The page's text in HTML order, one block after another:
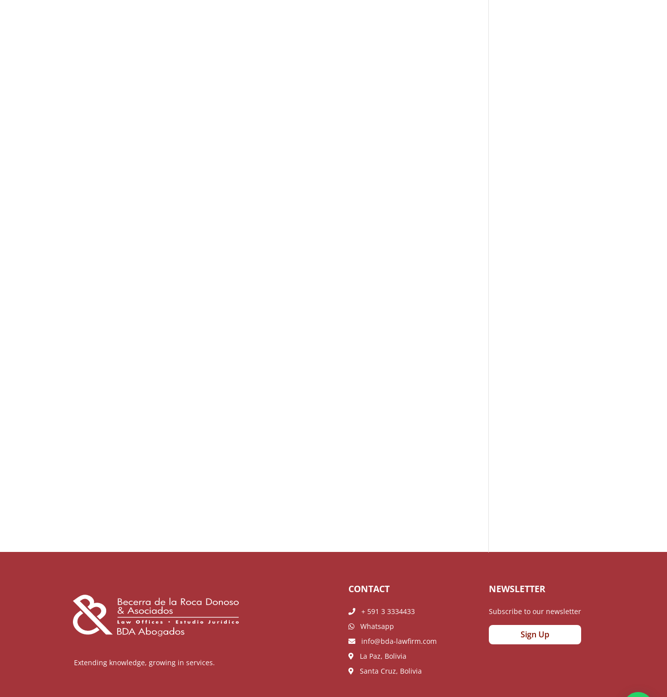
Extending knowledge, growing in services.
CONTACT
+ 591 3 3334433
Whatsapp
info@bda-lawfirm.com
La Paz, Bolivia
Santa Cruz, Bolivia
NEWSLETTER
Subscribe to our newsletter
Sign Up